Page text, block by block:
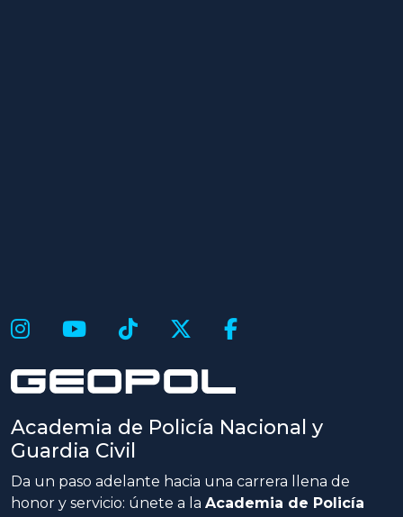
Academia de Policía Nacional y
Guardia Civil
Da un paso adelante hacia una carrera llena de
honor y servicio: únete a la Academia de Policía